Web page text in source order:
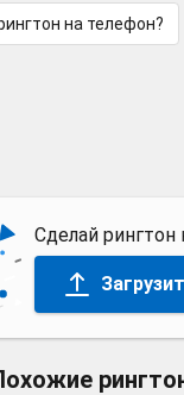
на телефон?
Сделай рингтон